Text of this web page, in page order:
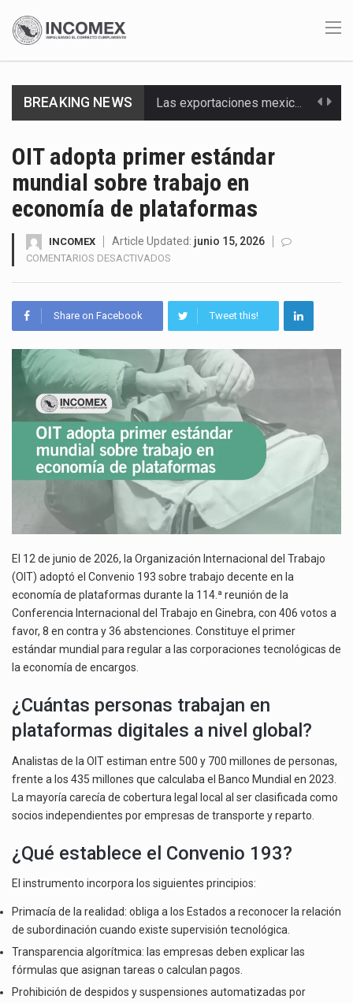
BREAKING NEWS
La inversión fija bruta en México registró un aumento de 1.1% interanual en mayo de…
OIT adopta primer estándar
mundial sobre trabajo en
economía de plataformas
INCOMEX Article Updated: junio 15, 2026
COMENTARIOS DESACTIVADOS
PRIMER
ESTÁNDAR
SOBRE
TRABAJO
EN
ECONOMÍA
DE
PLATAFORMAS
Share on Facebook Tweet this!
El 12 de junio de 2026, la Organización Internacional del Trabajo
(OIT) adoptó el Convenio 193 sobre trabajo decente en la
economía de plataformas durante la 114.ª reunión de la
Conferencia Internacional del Trabajo en Ginebra, con 406 votos a
favor, 8 en contra y 36 abstenciones. Constituye el primer
estándar mundial para regular a las corporaciones tecnológicas de
la economía de encargos.
¿Cuántas personas trabajan en
plataformas digitales a nivel global?
Analistas de la OIT estiman entre 500 y 700 millones de personas,
frente a los 435 millones que calculaba el Banco Mundial en 2023.
La mayoría carecía de cobertura legal local al ser clasificada como
socios independientes por empresas de transporte y reparto.
¿Qué establece el Convenio 193?
El instrumento incorpora los siguientes principios:
Primacía de la realidad: obliga a los Estados a reconocer la relación
de subordinación cuando existe supervisión tecnológica.
Transparencia algorítmica: las empresas deben explicar las
fórmulas que asignan tareas o calculan pagos.
Prohibición de despidos y suspensiones automatizadas por